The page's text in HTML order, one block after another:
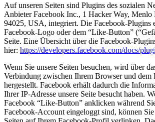
Auf unseren Seiten sind Plugins des sozialen
Anbieter Facebook Inc., 1 Hacker Way, Menlo
94025, USA, integriert. Die Facebook-Plugins
Facebook-Logo oder dem “Like-Button”
Seite. Eine Übersicht über die Facebook-
hier: https://developers.facebook.com/docs/
Wenn Sie unsere Seiten besuchen, wird über
Verbindung zwischen Ihrem Browser und dem
hergestellt. Facebook erhält dadurch die
Ihrer IP-Adresse unsere Seite besucht haben.
Facebook “Like-Button” anklicken während
Facebook-Account eingeloggt sind, können